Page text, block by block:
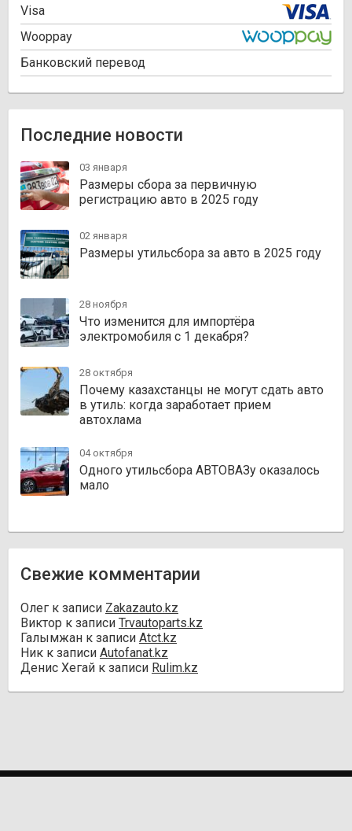
Visa
Wooppay
Банковский перевод
Последние новости
03 января
Размеры сбора за первичную
регистрацию авто в 2025 году
02 января
Размеры утильсбора за авто в 2025 году
28 ноября
Что изменится для импортёра
электромобиля с 1 декабря?
28 октября
Почему казахстанцы не могут сдать авто
в утиль: когда заработает прием
автохлама
04 октября
Одного утильсбора АВТОВАЗу оказалось
мало
Свежие комментарии
Олег к записи Zakazauto.kz
Виктор к записи Trvautoparts.kz
Галымжан к записи Atct.kz
Ник к записи Autofanat.kz
Денис Хегай к записи Rulim.kz